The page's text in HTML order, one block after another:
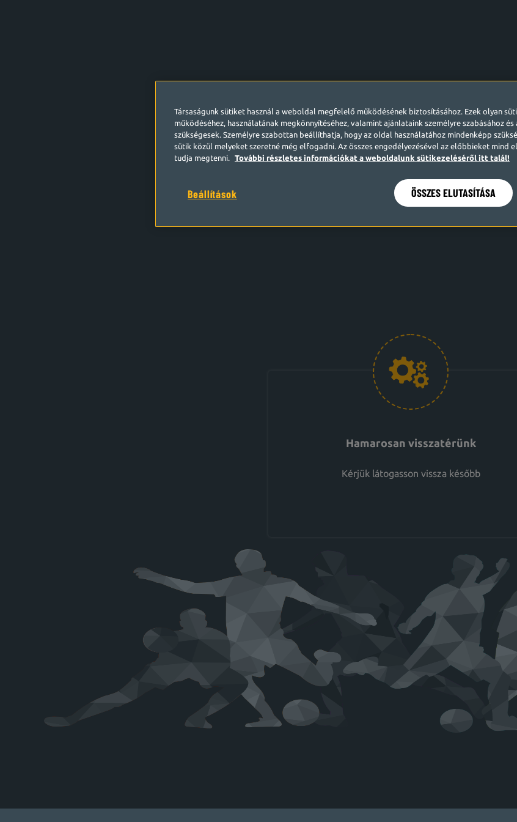
Hamarosan visszatérünk
Kérjük látogasson vissza később
Társaságunk sütiket használ a weboldal megfelelő működésének biztosításához. Ezek olyan
működéséhez, használatának megkönnyítéséhez, valamint ajánlataink személyre szabásához
szükségesek. Személyre szabottan beállíthatja, hogy az oldal használatához mindenképp
sütik közül melyeket szeretné még elfogadni. Az összes engedélyezésével az előbbieket
tudja megtenni.
További részletes információkat a weboldalunk sütikezeléséről itt talál!
Beállítások ÖSSZES ELUTASÍTÁSA